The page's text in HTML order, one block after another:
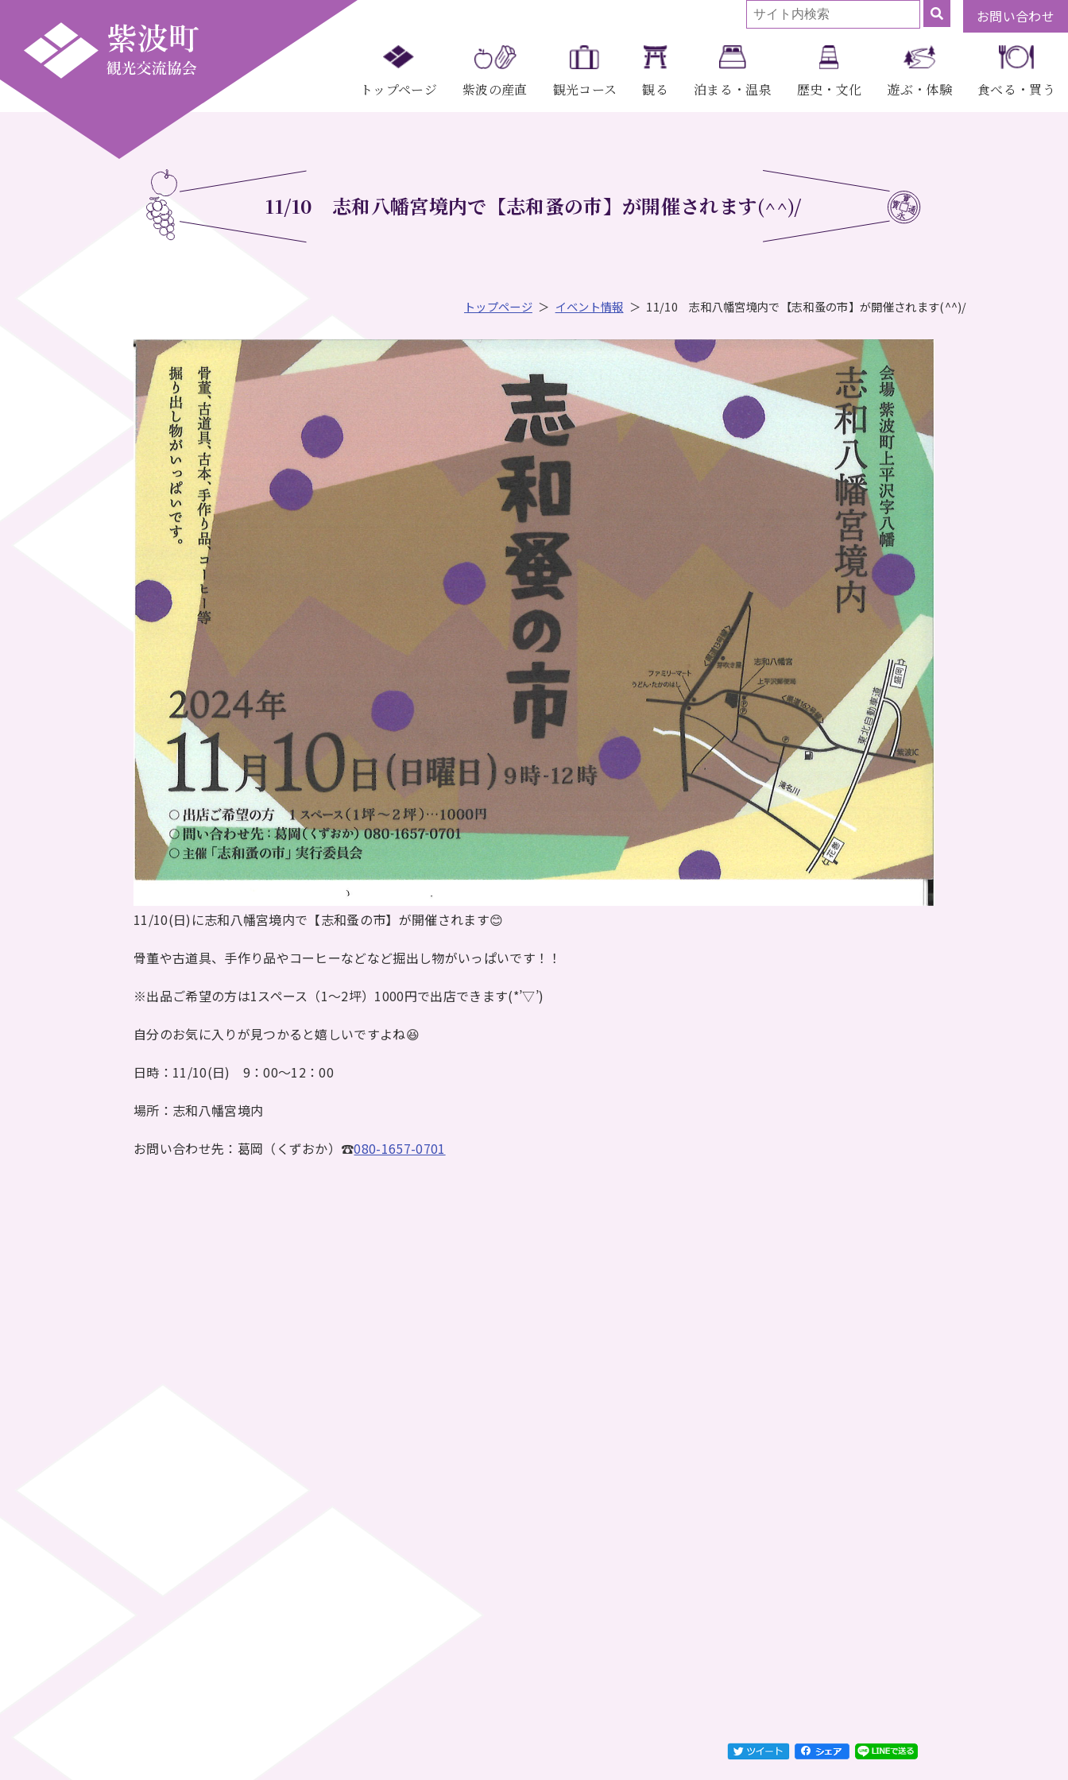
トップページ 紫波の産直 観光コース 観る 泊まる・温泉 歴史・文化 遊ぶ・体験 食べる・買う
お問い合わせ
11/10 志和八幡宮境内で【志和蚤の市】が開催されます(^^)/
トップページ イベント情報 11/10 志和八幡宮境内で【志和蚤の市】が開催されます(^^)/
11/10(日)に志和八幡宮境内で【志和蚤の市】が開催されます😊
骨董や古道具、手作り品やコーヒーなどなど掘出し物がいっぱいです！！
※出品ご希望の方は1スペース（1～2坪）1000円で出店できます(*’▽’)
自分のお気に入りが見つかると嬉しいですよね😆
日時：11/10(日) 9：00～12：00
場所：志和八幡宮境内
お問い合わせ先：葛岡（くずおか）☎080-1657-0701